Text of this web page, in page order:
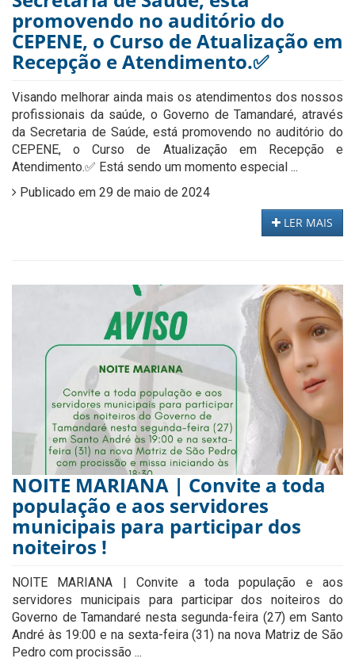
promovendo no auditório do
CEPENE, o Curso de Atualização em
Recepção e Atendimento.✅
Visando melhorar ainda mais os atendimentos dos nossos
profissionais da saúde, o Governo de Tamandaré, através
da Secretaria de Saúde, está promovendo no auditório do
CEPENE, o Curso de Atualização em Recepção e
Atendimento.✅ Está sendo um momento especial ...
Publicado em 29 de maio de 2024
LER MAIS
NOITE MARIANA | Convite a toda
população e aos servidores
municipais para participar dos
noiteiros !
NOITE MARIANA | Convite a toda população e aos
servidores municipais para participar dos noiteiros do
Governo de Tamandaré nesta segunda-feira (27) em Santo
André às 19:00 e na sexta-feira (31) na nova Matriz de São
Pedro com procissão ...